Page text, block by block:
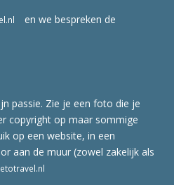
en we bespreken de
passie. Zie je een foto die je
copyright op maar sommige
op een website, in een
aan de muur (zowel zakelijk als